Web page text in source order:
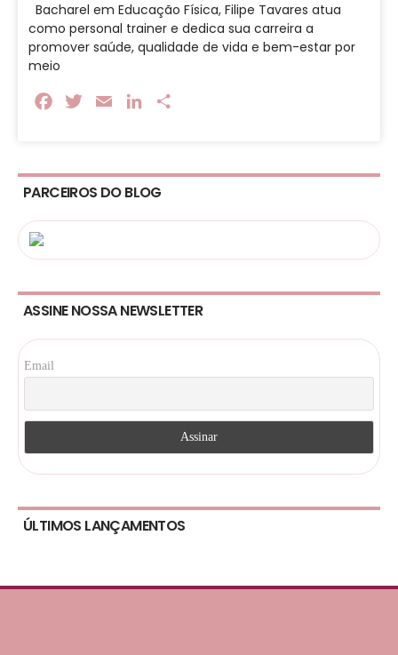
Bacharel em Educação Física, Filipe Tavares atua
como personal trainer e dedica sua carreira a
promover saúde, qualidade de vida e bem-estar por
meio
FacebookTwitterEmail LinkedIn
PARCEIROS DO BLOG
ASSINE NOSSA NEWSLETTER
Email
ÚLTIMOS LANÇAMENTOS